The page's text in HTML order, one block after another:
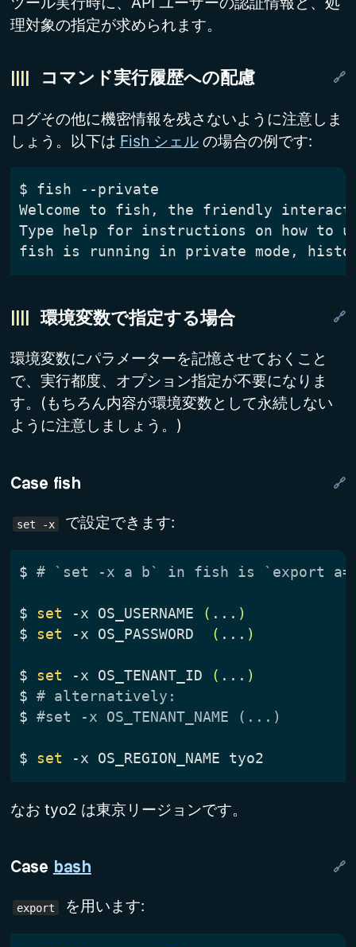
理対象の指定が求められます。
コマンド実行履歴への配慮
ログその他に機密情報を残さないように注意しま
しょう。以下は Fish シェルの場合の例です:
$
環境変数で指定する場合
環境変数にパラメーターを記憶させておくこと
で、実行都度、オプション指定が不要になりま
す。(もちろん内容が環境変数として永続しない
ように注意しましょう。)
Case fish
set -x で設定できます:
$ # `set -x a b` in fish is `export
$ set -x OS_USERNAME ( ... )
$
set -x OS_PASSWORD ( ... )
$ set -x OS_TENANT_ID ( ... )
$ # alternatively:
$ #set -x OS_TENANT_NAME (...)
$ set
なお tyo2 は東京リージョンです。
Case bash
export を用います: